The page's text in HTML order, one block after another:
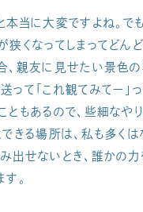
本当に大変ですよね。で
狭くなってしまってどん
、親友に見せたい景色の
って「これ観てみてー」
ともあるので、些細なや
できる場所は、私も多く
出せないとき、誰かの力
。